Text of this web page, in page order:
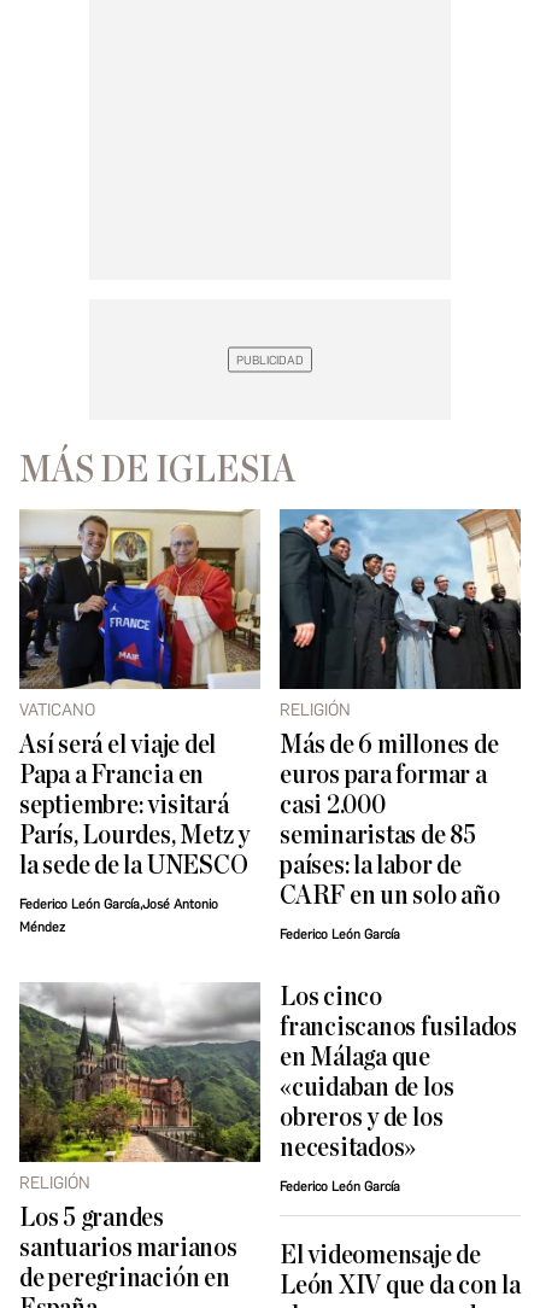
MÁS DE IGLESIA
VATICANO
Así será el viaje del
Papa a Francia en
septiembre: visitará
París, Lourdes, Metz y
la sede de la UNESCO
Federico León García,José Antonio
Méndez
RELIGIÓN
Más de 6 millones de
euros para formar a
casi 2.000
seminaristas de 85
países: la labor de
CARF en un solo año
Federico León García
RELIGIÓN
Los 5 grandes
santuarios marianos
de peregrinación en
Los cinco
franciscanos fusilados
en Málaga que
«cuidaban de los
obreros y de los
necesitados»
Federico León García
El videomensaje de
León XIV que da con la